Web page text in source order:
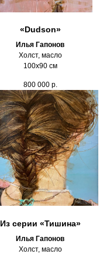
«Dudson»
Илья Гапонов
Холст, масло
100х90 см
800 000 р.
Из серии «Тишина»
Илья Гапонов
Холст, масло